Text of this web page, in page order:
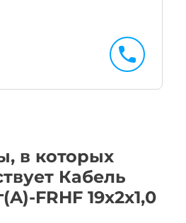
в которых
Кабель
FRHF 19х2х1,0